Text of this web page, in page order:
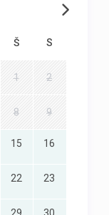
Š S
1 2
8 9
15 16
22 23